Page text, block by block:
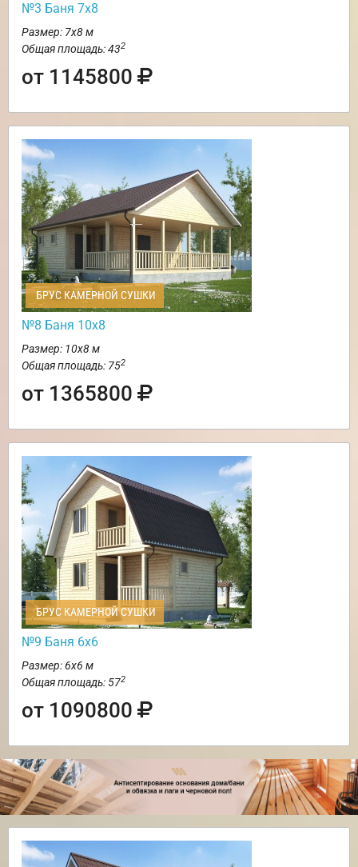
№3 Баня 7х8
Размер: 7х8 м
Общая площадь: 432
от 1145800
БРУС КАМЕРНОЙ СУШКИ
№8 Баня 10х8
Размер: 10х8 м
Общая площадь: 752
от 1365800
БРУС КАМЕРНОЙ СУШКИ
№9 Баня 6х6
Размер: 6х6 м
Общая площадь: 572
от 1090800